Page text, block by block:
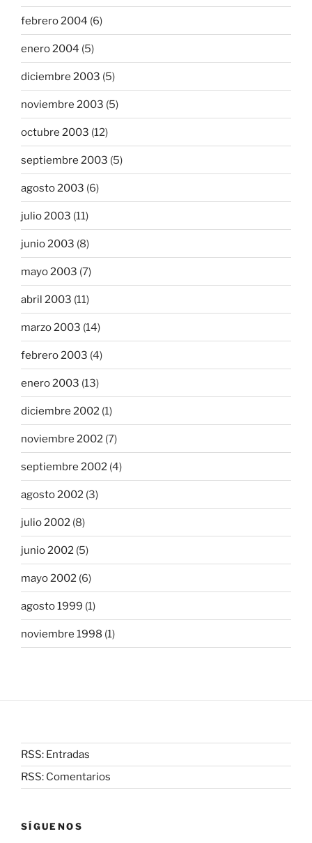
febrero 2004 (6)
enero 2004 (5)
diciembre 2003 (5)
noviembre 2003 (5)
octubre 2003 (12)
septiembre 2003 (5)
agosto 2003 (6)
julio 2003 (11)
junio 2003 (8)
mayo 2003 (7)
abril 2003 (11)
marzo 2003 (14)
febrero 2003 (4)
enero 2003 (13)
diciembre 2002 (1)
noviembre 2002 (7)
septiembre 2002 (4)
agosto 2002 (3)
julio 2002 (8)
junio 2002 (5)
mayo 2002 (6)
agosto 1999 (1)
noviembre 1998 (1)
RSS: Entradas
RSS: Comentarios
SÍGUENOS